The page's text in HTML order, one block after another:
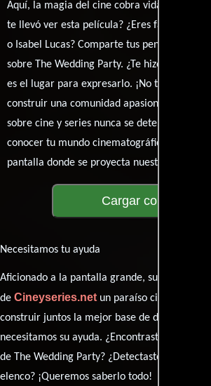
Aquí, la magia del cine cobra vida a través
te llevó ver esta película? ¿Eres fan de
o Isabel Lucas? Comparte tus pensamientos,
sobre The Wedding Party. ¿Te hizo reír,
es el lugar para expresarlo. ¡No te guardes
construir una comunidad apasionada donde
sobre cine y series nunca se detenga. Únete
conocer tu mundo cinematográfico. ¡Los
pantalla donde se proyecta nuestra
Cargar comentarios
Necesitamos tu ayuda
Aficionado a la pantalla grande, su
de Cineyseries.netun paraíso cinéfilo
construir juntos la mejor base de datos
necesitamos su ayuda. ¿Encontraste algún
de The Wedding Party? ¿Detectaste algún
elenco? ¡Queremos saberlo todo!